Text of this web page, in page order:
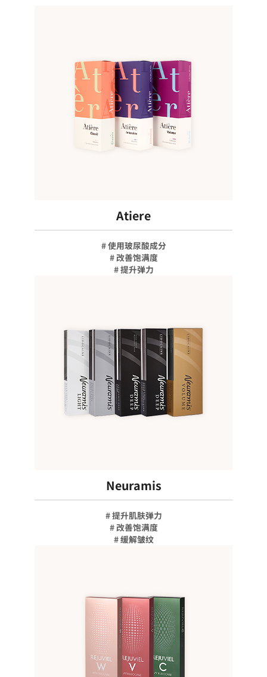
Atiere
# 使用玻尿酸成分
# 改善饱满度
# 提升弹力
Neuramis
# 提升肌肤弹力
# 改善饱满度
# 缓解皱纹